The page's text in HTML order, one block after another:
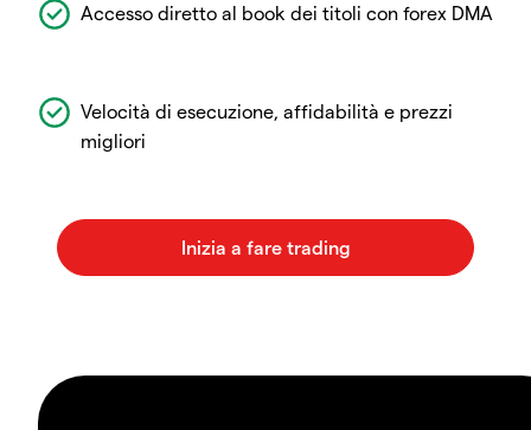
Accesso diretto al book dei titoli con forex DMA
Velocità di esecuzione, affidabilità e prezzi
migliori